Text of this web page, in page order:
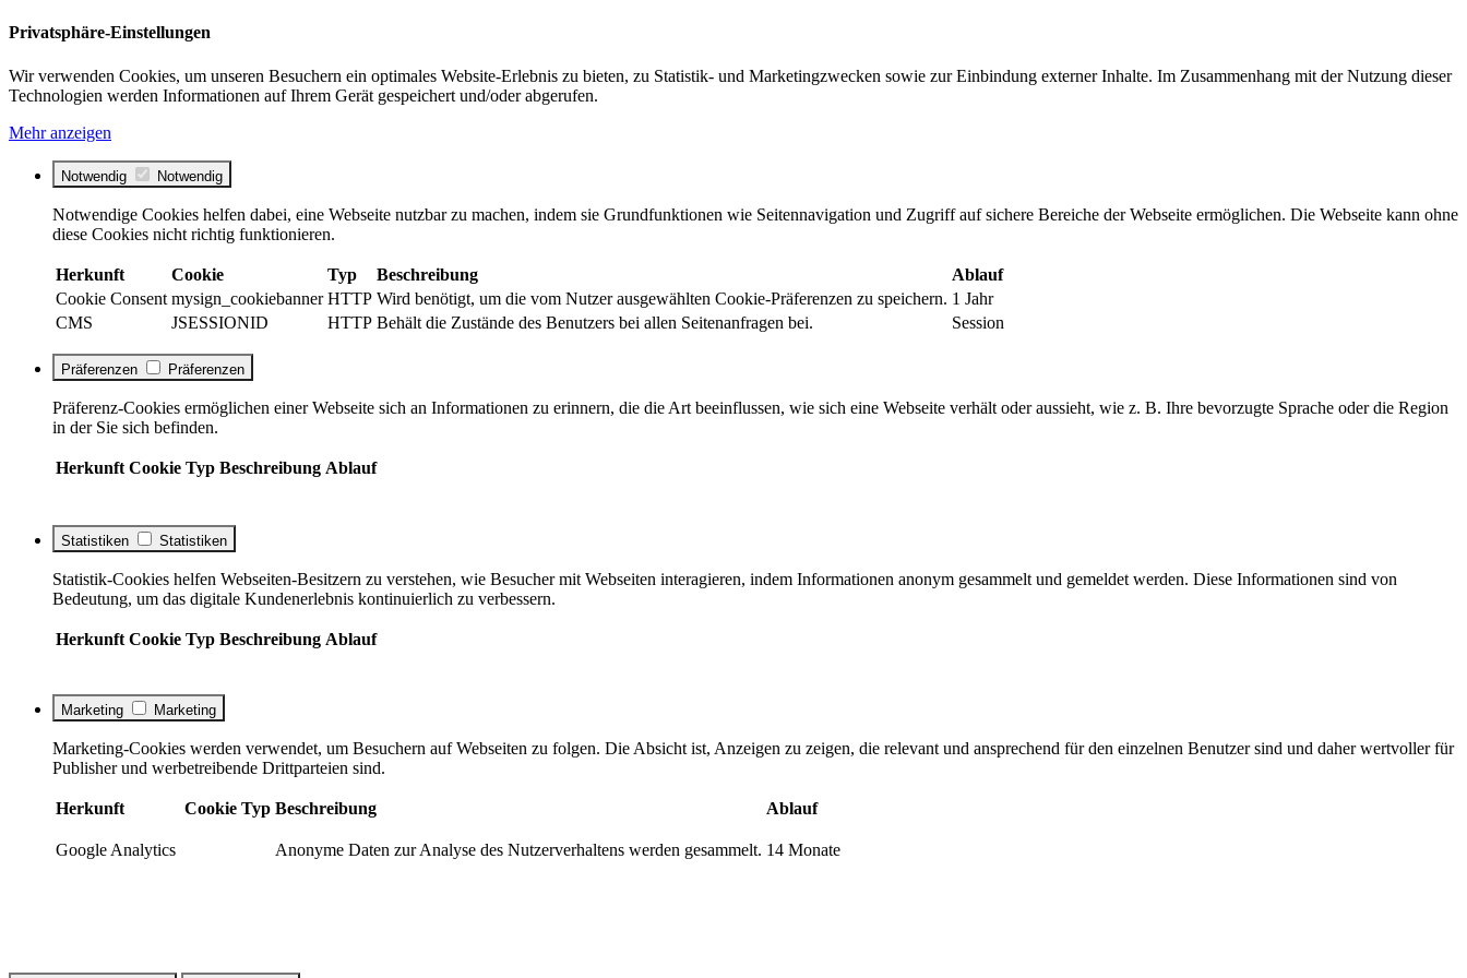
Privatsphäre-Einstellungen
Wir verwenden Cookies, um unseren Besuchern ein optimales Website-Erlebnis zu bieten, zu Statistik- und Marketingzwecken sowie zur Einbindung externer Inhalte. Im Zusammenhang mit der Nutzung dieser
Technologien werden Informationen auf Ihrem Gerät gespeichert und/oder abgerufen.
Mehr anzeigen
Notwendig Notwendig
Notwendige Cookies helfen dabei, eine Webseite nutzbar zu machen, indem sie Grundfunktionen wie Seitennavigation und Zugriff auf sichere Bereiche der Webseite ermöglichen. Die Webseite kann ohne
diese Cookies nicht richtig funktionieren.
Herkunft Cookie Typ Beschreibung
Ablauf
Cookie Consent mysign_cookiebanner HTTP Wird benötigt, um die vom Nutzer ausgewählten Cookie-Präferenzen zu speichern. 1 Jahr
CMS
JSESSIONID HTTP Behält die Zustände des Benutzers bei allen Seitenanfragen bei. Session
Präferenzen Präferenzen
Präferenz-Cookies ermöglichen einer Webseite sich an Informationen zu erinnern, die die Art beeinflussen, wie sich eine Webseite verhält oder aussieht, wie z. B. Ihre bevorzugte Sprache oder die Region
in der Sie sich befinden.
Herkunft Cookie Typ Beschreibung Ablauf
Statistiken Statistiken
Statistik-Cookies helfen Webseiten-Besitzern zu verstehen, wie Besucher mit Webseiten interagieren, indem Informationen anonym gesammelt und gemeldet werden. Diese Informationen sind von
Bedeutung, um das digitale Kundenerlebnis kontinuierlich zu verbessern.
Herkunft Cookie Typ Beschreibung Ablauf
Marketing Marketing
Marketing-Cookies werden verwendet, um Besuchern auf Webseiten zu folgen. Die Absicht ist, Anzeigen zu zeigen, die relevant und ansprechend für den einzelnen Benutzer sind und daher wertvoller für
Publisher und werbetreibende Drittparteien sind.
Herkunft Cookie Typ Beschreibung Ablauf
Google Analytics Anonyme Daten zur Analyse des Nutzerverhaltens werden gesammelt. 14 Monate